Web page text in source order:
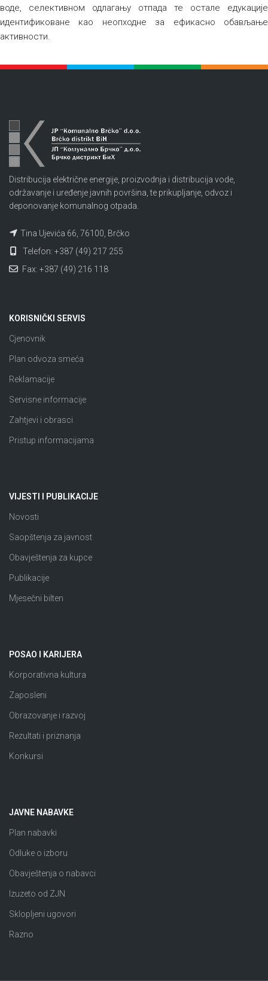
воде, селективном одлагању отпада те остале едукације
идентификоване као неопходне за ефикасно обављање
активности.
Distribucija električne energije, proizvodnja i distribucija vode,
održavanje i uređenje javnih površina, te prikupljanje, odvoz i
deponovanje komunalnog otpada.
Tina Ujevića 66, 76100, Brčko
Telefon: +387 (49) 217 255
Fax: +387 (49) 216 118
KORISNIČKI SERVIS
Cjenovnik
Plan odvoza smeća
Reklamacije
Servisne informacije
Zahtjevi i obrasci
Pristup informacijama
VIJESTI I PUBLIKACIJE
Novosti
Saopštenja za javnost
Obavještenja za kupce
Publikacije
Mjesečni bilten
POSAO I KARIJERA
Korporativna kultura
Zaposleni
Obrazovanje i razvoj
Rezultati i priznanja
Konkursi
JAVNE NABAVKE
Plan nabavki
Odluke o izboru
Obavještenja o nabavci
Izuzeto od ZJN
Sklopljeni ugovori
Razno